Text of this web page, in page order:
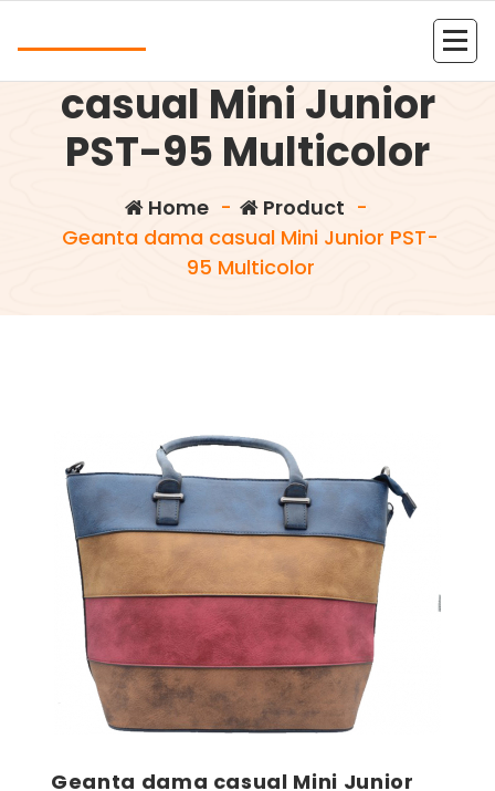
Geanta dama
casual Mini Junior
PST-95 Multicolor
Home- Product -
Geanta dama casual Mini Junior PST-
95 Multicolor
Geanta dama casual Mini Junior